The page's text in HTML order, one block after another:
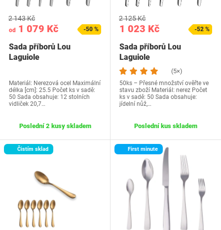
od 1 079 Kč
2 143 Kč
-50 %
Sada příborů Lou
Laguiole
Materiál: Nerezová ocel Maximální
délka [cm]: 25.5 Počet ks v sadě:
50 Sada obsahuje: 12 stolních
vidliček 20,7…
Poslední 2 kusy skladem
1 023 Kč
2 125 Kč
-52 %
Sada příborů Lou
Laguiole
251300MX00F91
(5×)
50ks – Přesné množství ověřte ve
stavu zboží Materiál: nerez Počet
ks v sadě: 50 Sada obsahuje:
jídelní nůž,…
Poslední kus skladem
Čistím sklad First minute